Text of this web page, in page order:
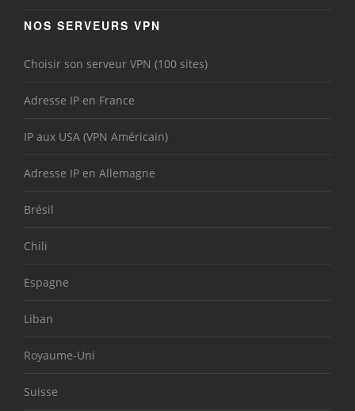
NOS SERVEURS VPN
Choisir son serveur VPN (100 sites)
Adresse IP en France
IP aux USA (VPN Américain)
Adresse IP en Allemagne
Brésil
Chili
Espagne
Liban
Royaume-Uni
Suisse